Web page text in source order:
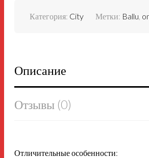
Категория: City Метки: Ballu
Описание
Отзывы (0)
Отличительные особенности: